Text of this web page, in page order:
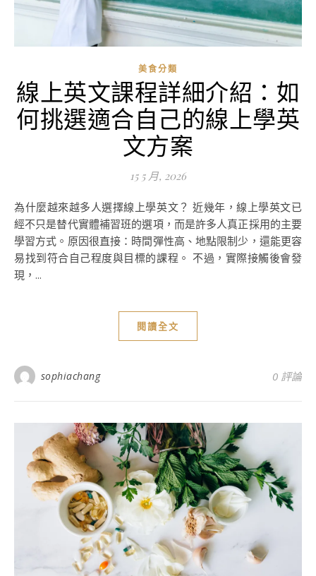
美食分類
線上英文課程詳細介紹：如
何挑選適合自己的線上學英
文方案
15 5 月, 2026
為什麼越來越多人選擇線上學英文？ 近幾年，線上學英文已
經不只是替代實體補習班的選項，而是許多人真正採用的主要
學習方式。原因很直接：時間彈性高、地點限制少，還能更容
易找到符合自己程度與目標的課程。 不過，實際接觸後會發
現，...
閱讀全文
sophiachang 0 評論